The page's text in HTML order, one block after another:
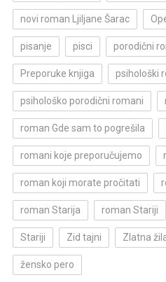
novi roman Ljiljane Šarac
pisanje pisci porodični
Preporuke knjiga psihološki
psihološko porodični romani
roman Gde sam to pogrešila
romani koje preporučujemo
roman koji morate pročitati
roman Starija roman Stariji
Stariji Zid tajni Zlatna
žensko pero